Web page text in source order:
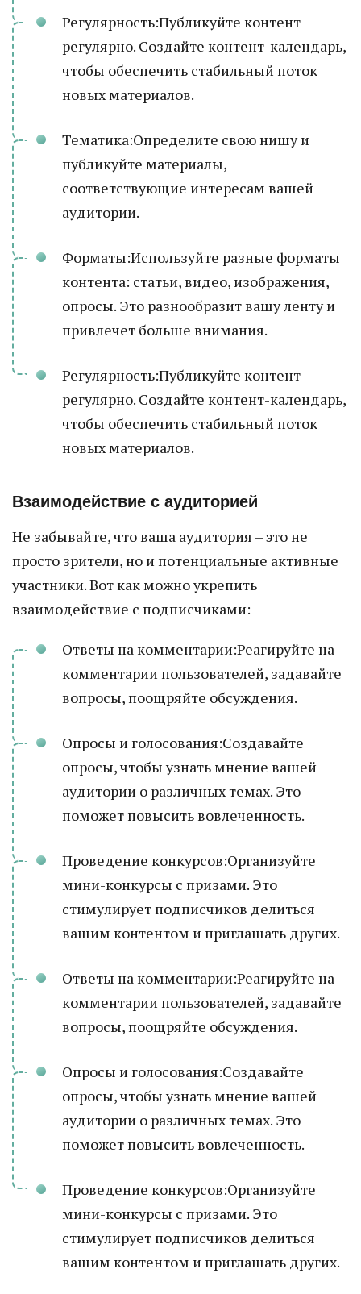
Регулярность:Публикуйте контент
регулярно. Создайте контент-календарь,
чтобы обеспечить стабильный поток
новых материалов.
Тематика:Определите свою нишу и
публикуйте материалы,
соответствующие интересам вашей
аудитории.
Форматы:Используйте разные форматы
контента: статьи, видео, изображения,
опросы. Это разнообразит вашу ленту и
привлечет больше внимания.
Регулярность:Публикуйте контент
регулярно. Создайте контент-календарь,
чтобы обеспечить стабильный поток
новых материалов.
Взаимодействие с аудиторией
Не забывайте, что ваша аудитория – это не
просто зрители, но и потенциальные активные
участники. Вот как можно укрепить
взаимодействие с подписчиками:
Ответы на комментарии:Реагируйте на
комментарии пользователей, задавайте
вопросы, поощряйте обсуждения.
Опросы и голосования:Создавайте
опросы, чтобы узнать мнение вашей
аудитории о различных темах. Это
поможет повысить вовлеченность.
Проведение конкурсов:Организуйте
мини-конкурсы с призами. Это
стимулирует подписчиков делиться
вашим контентом и приглашать других.
Ответы на комментарии:Реагируйте на
комментарии пользователей, задавайте
вопросы, поощряйте обсуждения.
Опросы и голосования:Создавайте
опросы, чтобы узнать мнение вашей
аудитории о различных темах. Это
поможет повысить вовлеченность.
Проведение конкурсов:Организуйте
мини-конкурсы с призами. Это
стимулирует подписчиков делиться
вашим контентом и приглашать других.